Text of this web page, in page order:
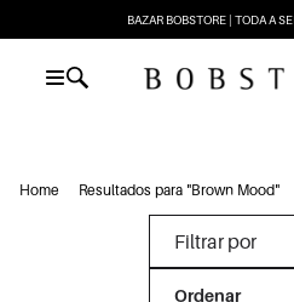
BAZAR BOBSTORE | TODA A
Home Resultados para "Brown Mood"
Filtrar por